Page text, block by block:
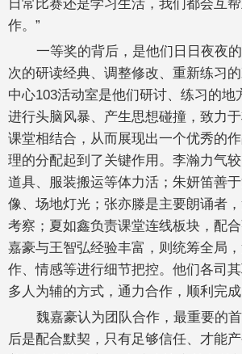
作。”
一等奖的背后，是他们日日夜夜
次的研读经典、调整修改、重新练习
中心103活动室是他们研讨、练习的地
进行头脑风暴、产生思想碰撞，致力
课堂相结合，从而展现出一个优秀的
理的分配起到了关键作用。李瀚力气
道具、服装搬运等体力活；朱妍笛善
像、场地灯光；张亦滕是主要朗诵者
考察；夏如鑫负责课堂连线板块，配
嘉豪与王智弘经验丰富，则统筹全局
作、情感等进行细节把控。他们各司其
多人为辅的方式，通力合作，顺利完成
魏嘉豪认为团队合作，最重要的
后是配合默契，只有足够信任、才能